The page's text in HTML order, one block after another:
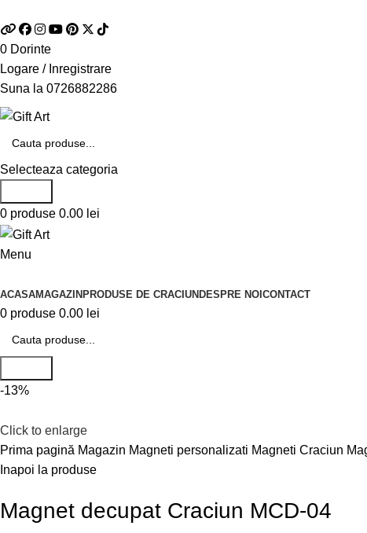
0 Dorinte
Logare / Inregistrare
Suna la 0726882286
Selecteaza categoria
0 produse 0.00 lei
Menu
ACASAMAGAZINPRODUSE DE CRACIUNDESPRE NOICONTACT
0 produse 0.00 lei
-13%
Click to enlarge
Prima pagină Magazin Magneti personalizati Magneti Craciun
Inapoi la produse
Magnet decupat Craciun MCD-04